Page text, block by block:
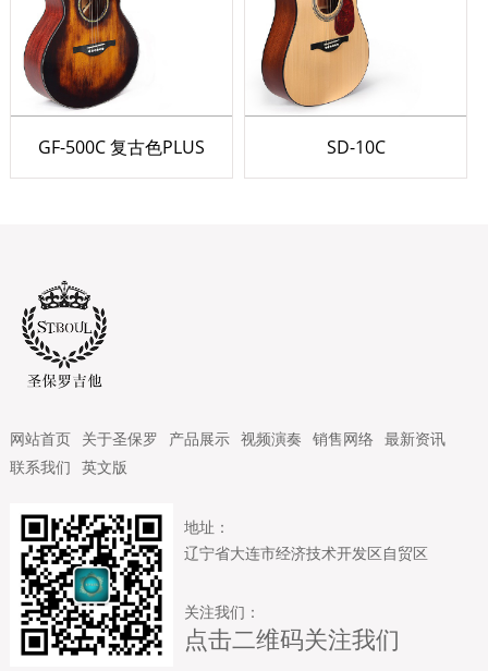
GF-500C 复古色PLUS SD-10C
网站首页 关于圣保罗 产品展示 视频演奏 销售网络 最新资讯
联系我们 英文版
地址：
辽宁省大连市经济技术开发区自贸区
关注我们：
点击二维码关注我们